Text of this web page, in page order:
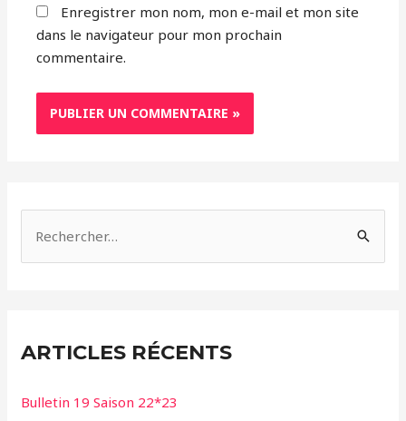
Enregistrer mon nom, mon e-mail et mon site
dans le navigateur pour mon prochain
commentaire.
r
h
ARTICLES RÉCENTS
Bulletin 19 Saison 22*23